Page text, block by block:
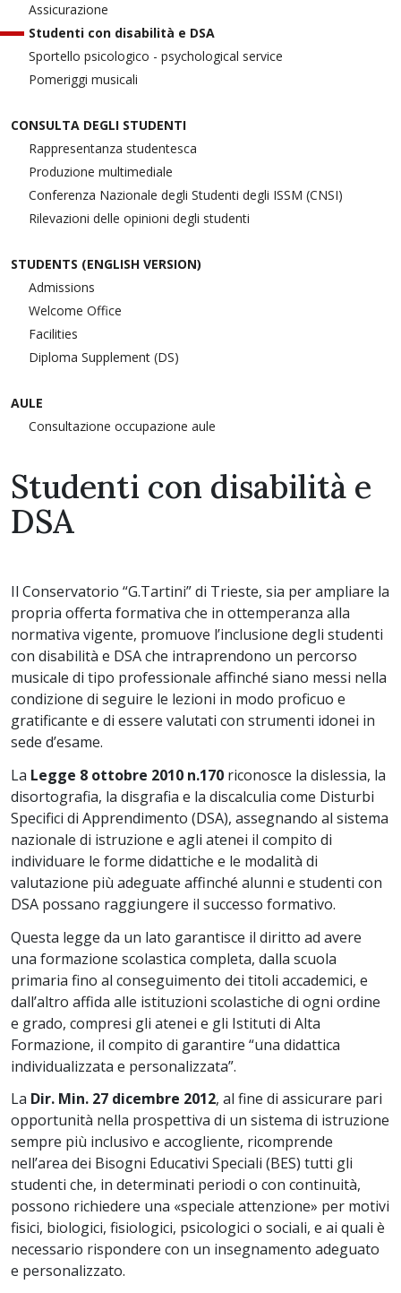
Assicurazione
Studenti con disabilità e DSA
Sportello psicologico - psychological service
Pomeriggi musicali
CONSULTA DEGLI STUDENTI
Rappresentanza studentesca
Produzione multimediale
Conferenza Nazionale degli Studenti degli ISSM (CNSI)
Rilevazioni delle opinioni degli studenti
STUDENTS (ENGLISH VERSION)
Admissions
Welcome Office
Facilities
Diploma Supplement (DS)
AULE
Consultazione occupazione aule
Studenti con disabilità e
DSA
Il Conservatorio “G.Tartini” di Trieste, sia per ampliare la
propria offerta formativa che in ottemperanza alla
normativa vigente, promuove l’inclusione degli studenti
con disabilità e DSA che intraprendono un percorso
musicale di tipo professionale affinché siano messi nella
condizione di seguire le lezioni in modo proficuo e
gratificante e di essere valutati con strumenti idonei in
sede d’esame.
La Legge 8 ottobre 2010 n.170 riconosce la dislessia, la
disortografia, la disgrafia e la discalculia come Disturbi
Specifici di Apprendimento (DSA), assegnando al sistema
nazionale di istruzione e agli atenei il compito di
individuare le forme didattiche e le modalità di
valutazione più adeguate affinché alunni e studenti con
DSA possano raggiungere il successo formativo.
Questa legge da un lato garantisce il diritto ad avere
una formazione scolastica completa, dalla scuola
primaria fino al conseguimento dei titoli accademici, e
dall’altro affida alle istituzioni scolastiche di ogni ordine
e grado, compresi gli atenei e gli Istituti di Alta
Formazione, il compito di garantire “una didattica
individualizzata e personalizzata”.
La Dir. Min. 27 dicembre 2012, al fine di assicurare pari
opportunità nella prospettiva di un sistema di istruzione
sempre più inclusivo e accogliente, ricomprende
nell’area dei Bisogni Educativi Speciali (BES) tutti gli
studenti che, in determinati periodi o con continuità,
possono richiedere una «speciale attenzione» per motivi
fisici, biologici, fisiologici, psicologici o sociali, e ai quali è
necessario rispondere con un insegnamento adeguato
e personalizzato.